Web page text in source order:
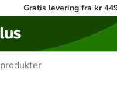
Gratis levering fra kr